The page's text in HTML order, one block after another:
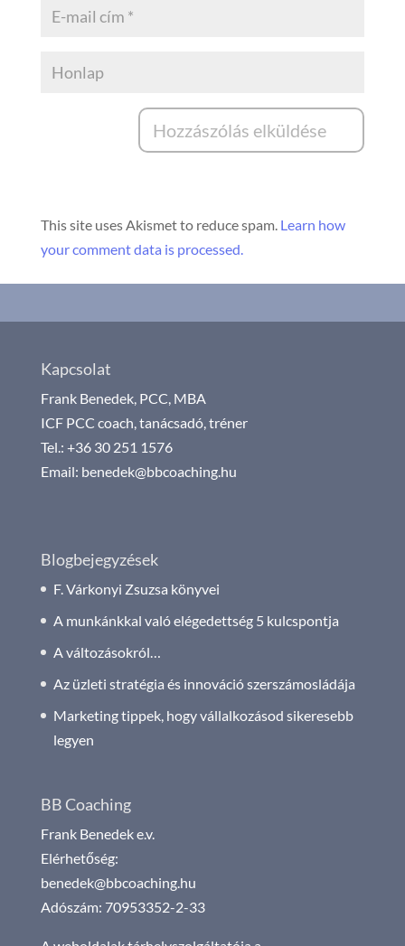
This site uses Akismet to reduce spam. Learn how
your comment data is processed.
Kapcsolat
Frank Benedek, PCC, MBA
ICF PCC coach, tanácsadó, tréner
Tel.: +36 30 251 1576
Email: benedek@bbcoaching.hu
Blogbejegyzések
F. Várkonyi Zsuzsa könyvei
A munkánkkal való elégedettség 5 kulcspontja
A változásokról…
Az üzleti stratégia és innováció szerszámosládája
Marketing tippek, hogy vállalkozásod sikeresebb
legyen
BB Coaching
Frank Benedek e.v.
Elérhetőség:
benedek@bbcoaching.hu
Adószám: 70953352-2-33